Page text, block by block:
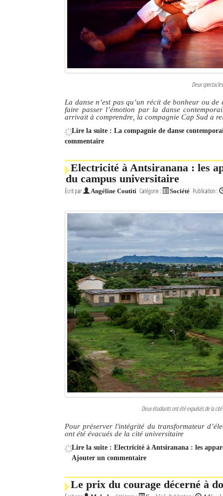
L'actualité du tourisme
Diego Suarez Pratique
Les Petites Annonces
La Tribune de Diego en PDF
Connexion
Deux
La danse n’est pas qu’un récit de bonheur ou
faire passer l’émotion par la danse
arrivait à comprendre, la compagnie Cap Sud a
Lire la suite : La compagnie de danse
commentaire
Electricité à Antsiranana : les
du campus universitaire
Écrit par Angéline Coutiti Catégorie : Société Publication :
Deux étudiants ont été expulsés de la
Pour préserver l'intégrité du transformateur
ont été évacués de la cité universitaire
Lire la suite : Electricité à Antsiranana : les
Ajouter un commentaire
Le prix du courage décerné à